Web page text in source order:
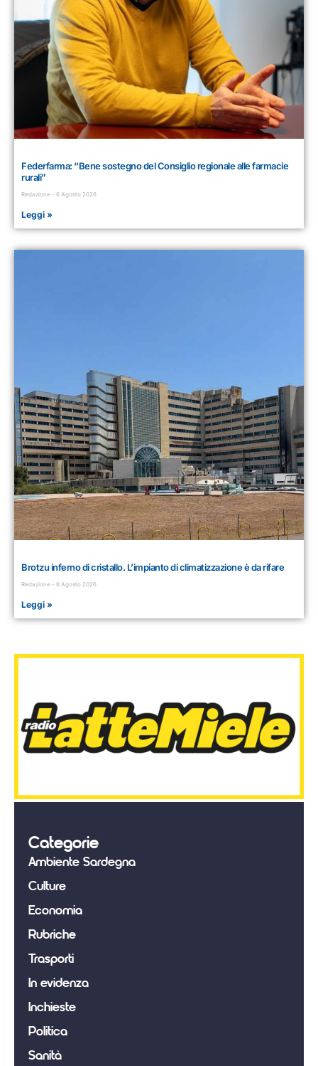
Federfarma: “Bene sostegno del Consiglio regionale alle farmacie
rurali”
Redazione 6 Agosto 2026
Leggi »
Brotzu inferno di cristallo. L’impianto di climatizzazione è da rifare
Redazione 6 Agosto 2026
Leggi »
Categorie
Ambiente Sardegna
Culture
Economia
Rubriche
Trasporti
In evidenza
Inchieste
Politica
Sanità